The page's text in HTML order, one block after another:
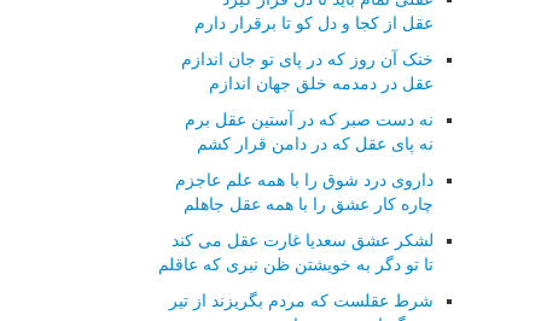
عقل از کجا و دل کو تا برقرار دارم
خنک آن روز که در پای تو جان اندازم
عقل در دمدمه خلق جهان اندازم
نه دست صبر که در آستین عقل برم
نه پای عقل که در دامن قرار کشم
داروی درد شوق را با همه علم عاجزم
چاره کار عشق را با همه عقل جاهلم
لشکر عشق سعدیا غارت عقل می کند
تا تو دگر به خویشتن ظن نبری که عاقلم
شرط عقلست که مردم بگریزند از تیر